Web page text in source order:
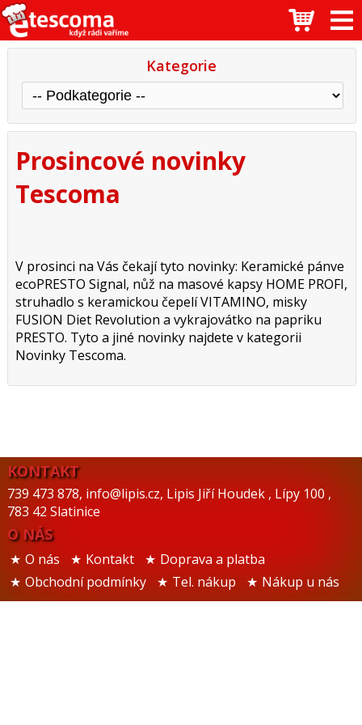
Kategorie
Prosincové novinky
Tescoma
V prosinci na Vás čekají tyto novinky: Keramické pánve
ecoPRESTO Signal, nůž na masové kapsy HOME PROFI,
struhadlo s keramickou čepelí VITAMINO, misky
FUSION Diet Revolution a vykrajovátko na papriku
PRESTO. Tyto a jiné novinky najdete v kategorii
Novinky Tescoma.
KONTAKT
739 473 878, info@lipis.cz, Lipis Jiří Houdek , Lípy 100 ,
783 42 Slatinice
O NÁS
O nás Kontakt
Doprava a platba
Obchodní podmínky
Tel. nákup Nákup u nás